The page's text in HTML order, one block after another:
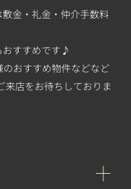
金・礼金・仲介手数料
おすすめです♪
おすすめ物件などなど
来店をお待ちしておりま